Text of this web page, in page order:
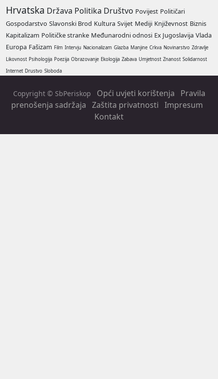
Hrvatska Država Politika Društvo Povijest Političari
Gospodarstvo Slavonski Brod Kultura Svijet Mediji Književnost Biznis
Kapitalizam Političke stranke Međunarodni odnosi Ex Jugoslavija Vlada
Europa Fašizam Film Intervju Nacionalizam Glazba Manjine Crkva Novinarstvo Zdravlje
Likovnost Psihologija Poezija Obrazovanje Ekologija Zabava Umjetnost Znanost Solidarnost
Internet Drustvo Sloboda
Copyright © SbPeriskop Opći uvjeti korištenja
Pravila
prenošenja sadržaja Zaštita privatnosti Impresum
Kontakt